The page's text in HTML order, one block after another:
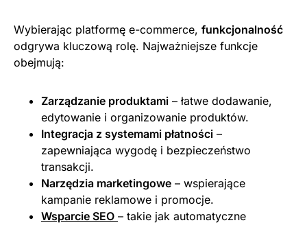
Wybierając platformę e-commerce, funkcjonalność
odgrywa kluczową rolę. Najważniejsze funkcje
obejmują:
Zarządzanie produktami – łatwe dodawanie,
edytowanie i organizowanie produktów.
Integracja z systemami płatności –
zapewniająca wygodę i bezpieczeństwo
transakcji.
Narzędzia marketingowe – wspierające
kampanie reklamowe i promocje.
Wsparcie SEO – takie jak automatyczne